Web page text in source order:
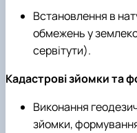
Встановлення в
обмежень у
сервітути).
Кадастрові зйомки та
Виконання
зйомки,